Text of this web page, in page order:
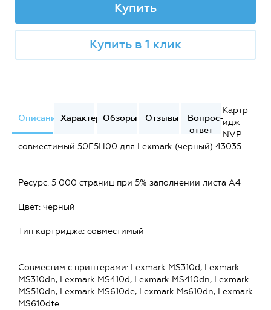
Купить
Купить в 1 клик
ОписаниеХарактеристики
Обзоры Отзывы
Вопрос-
ответ
Картр
идж
NVP
совместимый 50F5H00 для Lexmark (черный) 43035.
Ресурс: 5 000 страниц при 5% заполнении листа А4
Цвет: черный
Тип картриджа: совместимый
Совместим c принтерами: Lexmark MS310d, Lexmark
MS310dn, Lexmark MS410d, Lexmark MS410dn, Lexmark
MS510dn, Lexmark MS610de, Lexmark Ms610dn, Lexmark
MS610dte